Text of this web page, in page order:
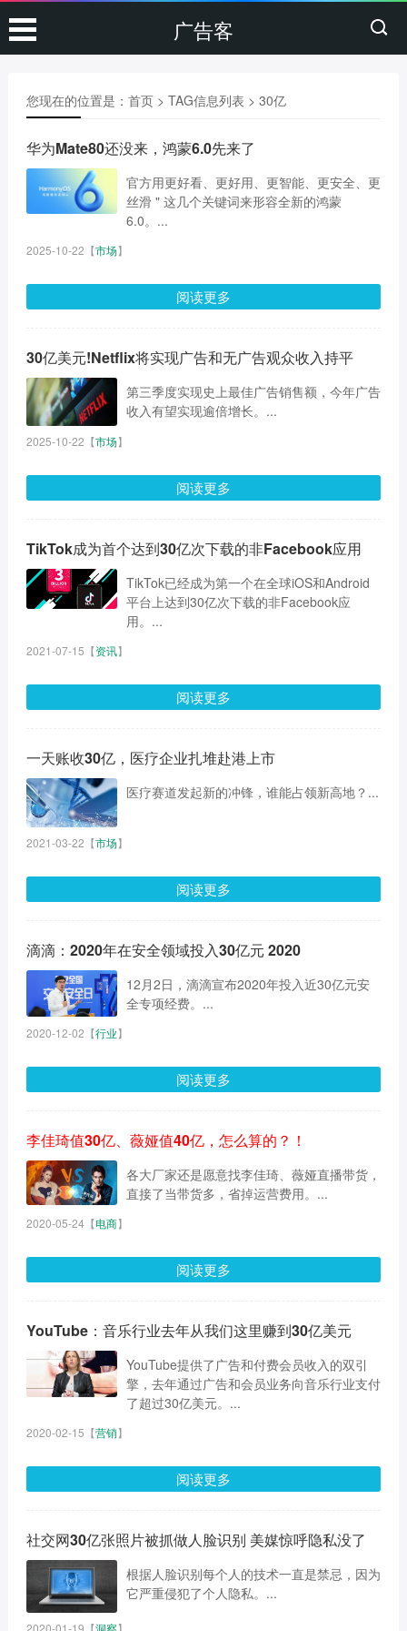
广告客
您现在的位置是： 首页> TAG信息列表 > 30亿
华为Mate80还没来，鸿蒙6.0先来了
官方用更好看、更好用、更智能、更安全、更
丝滑 " 这几个关键词来形容全新的鸿蒙
6.0。...
2025-10-22 【市场】
阅读更多
30亿美元!Netflix将实现广告和无广告观众收入持平
第三季度实现史上最佳广告销售额，今年广告
收入有望实现逾倍增长。...
2025-10-22 【市场】
阅读更多
TikTok成为首个达到30亿次下载的非Facebook应用
TikTok已经成为第一个在全球iOS和Android
平台上达到30亿次下载的非Facebook应
用。...
2021-07-15 【资讯】
阅读更多
一天账收30亿，医疗企业扎堆赴港上市
医疗赛道发起新的冲锋，谁能占领新高地？...
2021-03-22 【市场】
阅读更多
滴滴：2020年在安全领域投入30亿元 2020
12月2日，滴滴宣布2020年投入近30亿元安
全专项经费。...
2020-12-02 【行业】
阅读更多
李佳琦值30亿、薇娅值40亿，怎么算的？！
各大厂家还是愿意找李佳琦、薇娅直播带货，
直接了当带货多，省掉运营费用。...
2020-05-24 【电商】
阅读更多
YouTube：音乐行业去年从我们这里赚到30亿美元
YouTube提供了广告和付费会员收入的双引
擎，去年通过广告和会员业务向音乐行业支付
了超过30亿美元。...
2020-02-15 【营销】
阅读更多
社交网30亿张照片被抓做人脸识别 美媒惊呼隐私没了
根据人脸识别每个人的技术一直是禁忌，因为
它严重侵犯了个人隐私。...